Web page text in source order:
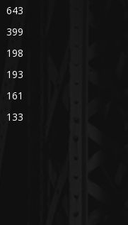
643
399
198
193
161
133